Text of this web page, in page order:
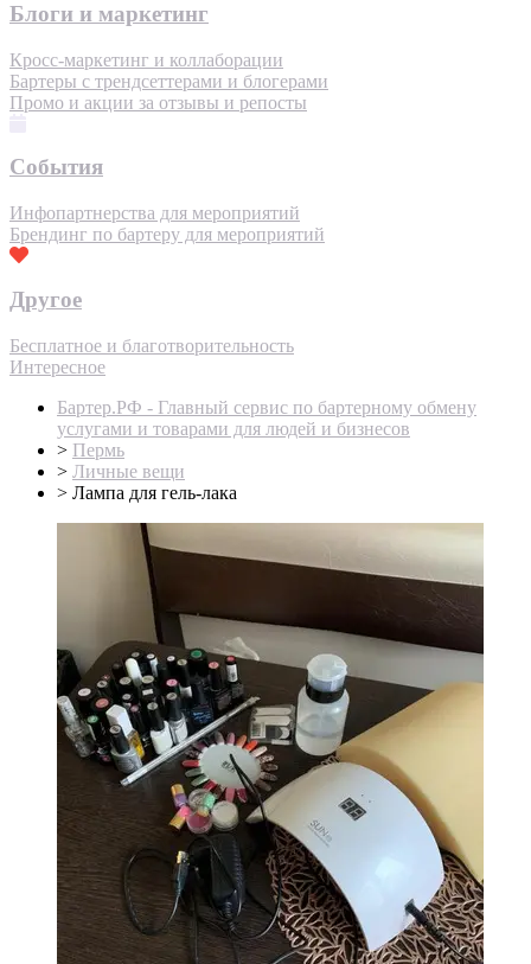
Блоги и маркетинг
Кросс-маркетинг и коллаборации
Бартеры с трендсеттерами и блогерами
Промо и акции за отзывы и репосты
События
Инфопартнерства для мероприятий
Брендинг по бартеру для мероприятий
Другое
Бесплатное и благотворительность
Интересное
Бартер.РФ - Главный сервис по бартерному обмену
услугами и товарами для людей и бизнесов
> Пермь
> Личные вещи
> Лампа для гель-лака